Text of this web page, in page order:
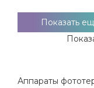
Показать
Аппараты